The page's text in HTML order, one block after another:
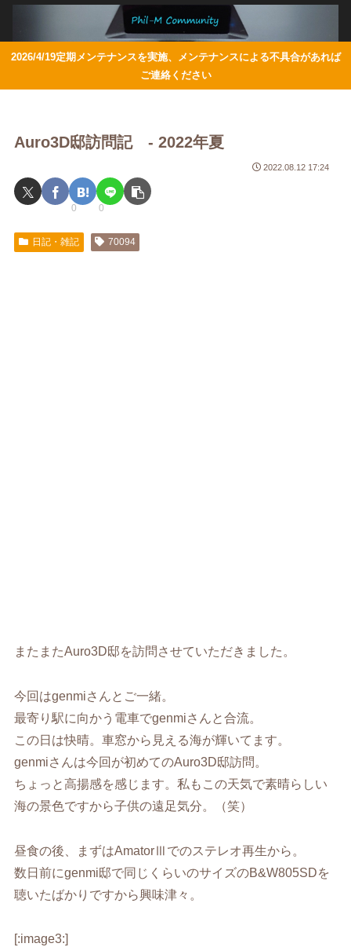
2026/4/19定期メンテナンスを実施、メンテナンスによる不具合があれば
ご連絡ください
Auro3D邸訪問記 - 2022年夏
2022.08.12 17:24
0 0
日記・雑記 70094
またまたAuro3D邸を訪問させていただきました。
今回はgenmiさんとご一緒。
最寄り駅に向かう電車でgenmiさんと合流。
この日は快晴。車窓から見える海が輝いてます。
genmiさんは今回が初めてのAuro3D邸訪問。
ちょっと高揚感を感じます。私もこの天気で素晴らしい
海の景色ですから子供の遠足気分。（笑）
昼食の後、まずはAmatorⅢでのステレオ再生から。
数日前にgenmi邸で同じくらいのサイズのB&W805SDを
聴いたばかりですから興味津々。
[:image3:]